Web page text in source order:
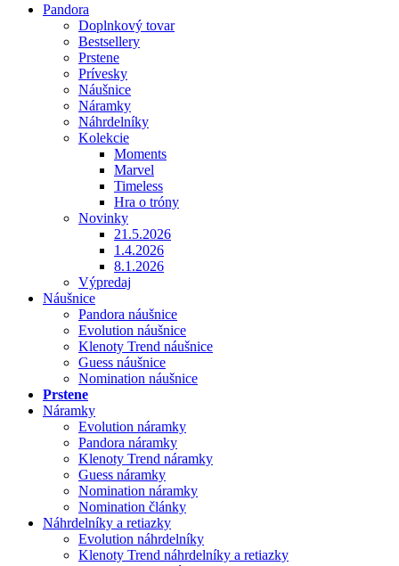
Pandora
Doplnkový tovar
Bestsellery
Prstene
Prívesky
Náušnice
Náramky
Náhrdelníky
Kolekcie
Moments
Marvel
Timeless
Hra o tróny
Novinky
21.5.2026
1.4.2026
8.1.2026
Výpredaj
Náušnice
Pandora náušnice
Evolution náušnice
Klenoty Trend náušnice
Guess náušnice
Nomination náušnice
Prstene
Náramky
Evolution náramky
Pandora náramky
Klenoty Trend náramky
Guess náramky
Nomination náramky
Nomination články
Náhrdelníky a retiazky
Evolution náhrdelníky
Klenoty Trend náhrdelníky a retiazky